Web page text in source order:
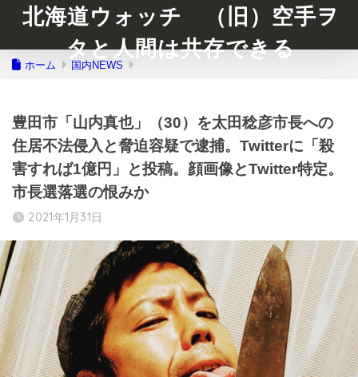
北海道ウォッチ （旧）空手ヲ
タと人間は共存できる
ホーム 国内NEWS
豊田市「山内真也」（30）を太田稔彦市長への
住居不法侵入と脅迫容疑で逮捕。Twitterに「殺
害すれば1億円」と投稿。顔画像とTwitter特定。
市長選落選の恨みか
2021年1月31日